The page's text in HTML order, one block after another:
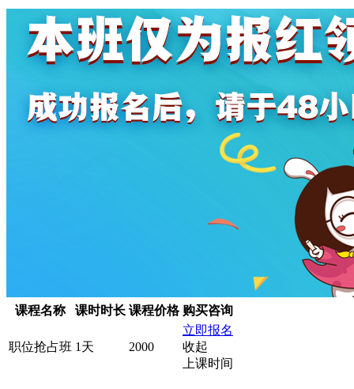
课程名称 课时时长 课程价格 购买咨询
职位抢占班 1天 2000
立即报名
收起
上课时间